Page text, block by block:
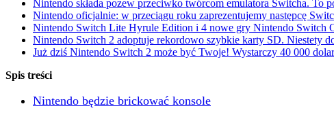
Nintendo składa pozew przeciwko twórcom emulatora Switcha. To
Nintendo oficjalnie: w przeciągu roku zaprezentujemy następcę
Nintendo Switch Lite Hyrule Edition i 4 nowe gry Nintendo Switch
Nintendo Switch 2 adoptuje rekordowo szybkie karty SD. Niestety
Już dziś Nintendo Switch 2 może być Twoje! Wystarczy 40 000
Spis treści
Nintendo będzie brickować konsole